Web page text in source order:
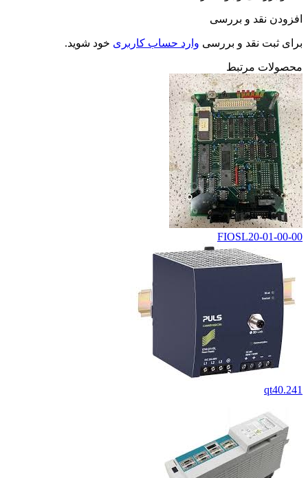
افزودن نقد و بررسی
برای ثبت نقد و بررسی وارد حساب کاربری خود شوید.
محصولات مرتبط
FIOSL20-01-00-00
qt40.241